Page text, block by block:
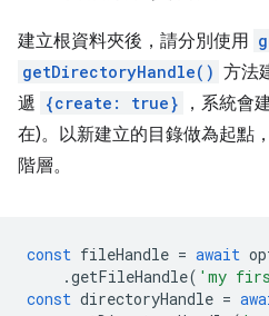
建立根資料夾後，請分別使用
getDirectoryHandle() 方法
遞 {create: true}
，系統會
在)。以新建立的目錄做為起點
階層。
const fileHandle = await
.getFileHandle( 'my
const directoryHandle =